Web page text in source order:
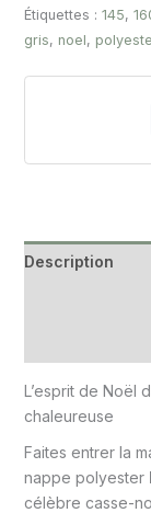
Étiquettes : 145,
gris, noel,
Description
L’esprit de Noël
chaleureuse
Faites entrer la
nappe polyester
célèbre casse-